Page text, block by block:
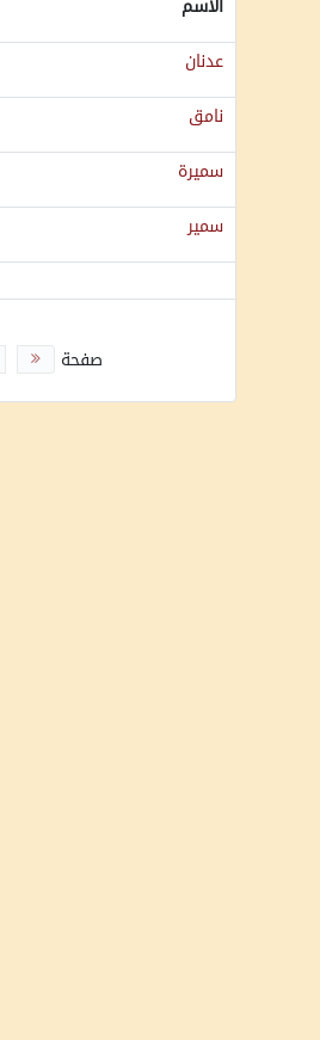
الاسم
عدنان
نامق
سميرة
سمير
صفحة